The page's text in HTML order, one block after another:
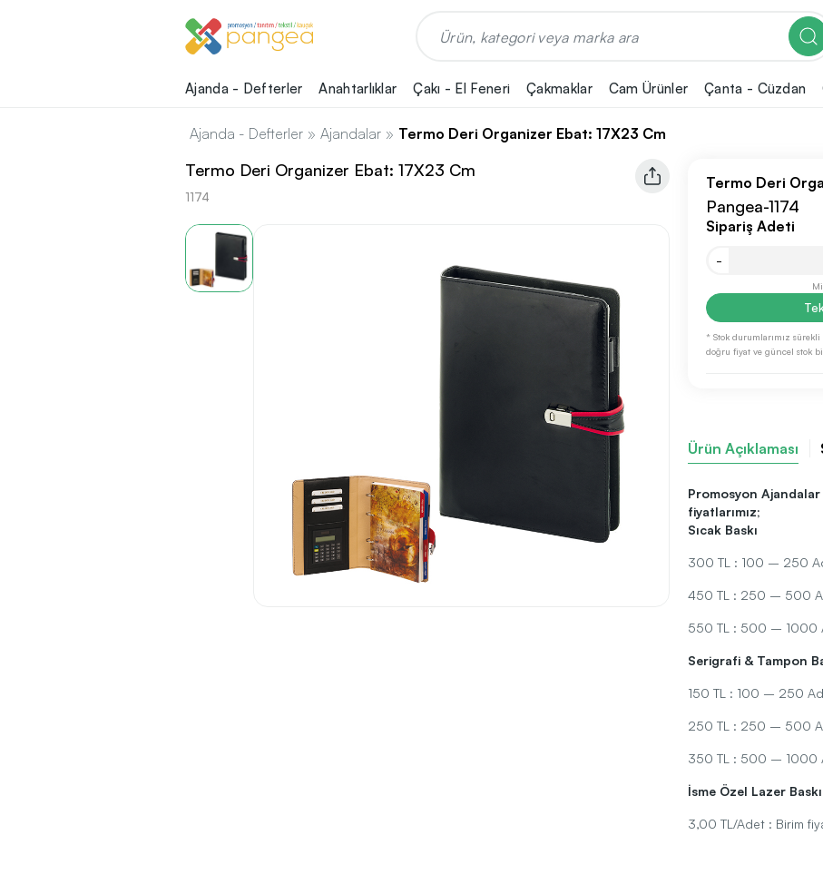
Ajanda - Defterler Anahtarlıklar Çakı - El Feneri Çakmaklar Cam Ürünler Çanta - Cüzdan
Ajanda - Defterler » Ajandalar » Termo Deri Organizer Ebat: 17X23 Cm
Termo Deri Organizer Ebat: 17X23 Cm
1174
Termo Deri
Pangea-1174
Sipariş Adeti
-
* Stok durumlarımız
doğru fiyat ve güncel stok
Ürün Açıklaması
Promosyon
fiyatlarımız;
Sıcak Baskı
300 TL : 100 – 250
450 TL : 250 – 500
550 TL : 500 – 1000
Serigrafi & Tampon
150 TL : 100 – 250
250 TL : 250 – 500
350 TL : 500 – 1000
İsme Özel Lazer
3,00 TL/Adet : Birim